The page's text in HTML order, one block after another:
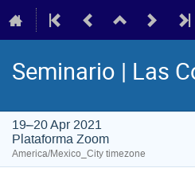
Seminario | Las
19–20 Apr 2021
Plataforma Zoom
America/Mexico_City timezone